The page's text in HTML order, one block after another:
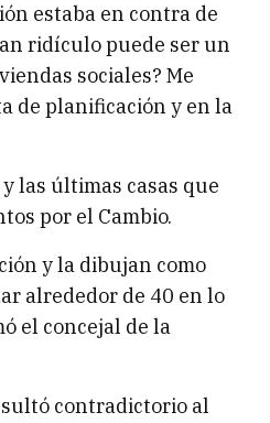
estaba en contra de
ridículo puede ser un
sociales? Me
de planificación y en la
las últimas casas que
por el Cambio.
y la dibujan como
alrededor de 40 en lo
el concejal de la
contradictorio al